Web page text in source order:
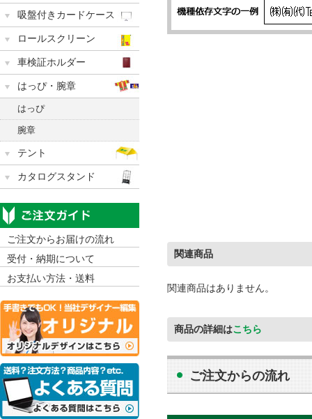
関連商品
関連商品はありません。
商品の詳細はこちら
ご注文からの流れ
吸盤付きカードケース
ロールスクリーン
車検証ホルダー
はっぴ・腕章
はっぴ
腕章
テント
カタログスタンド
ご注文からお届けの流れ
受付・納期について
お支払い方法・送料